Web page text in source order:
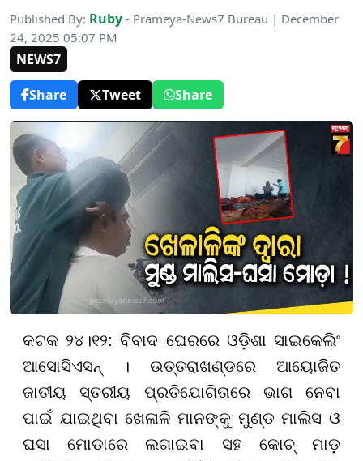
Published By: Ruby - Prameya-News7 Bureau | December
24, 2025 05:07 PM
NEWS7
Share
Tweet Share
କଟକ ୨୪।୧୨: ବିବାଦ ଘେରରେ ଓଡ଼ିଶା ସାଇକେଲିଂ
ଆସୋସିଏସନ୍ । ଉତ୍ତରାଖଣ୍ଡରେ ଆୟୋଜିତ
ଜାତୀୟ ସ୍ତରୀୟ ପ୍ରତିଯୋଗିତାରେ ଭାଗ ନେବା
ପାଇଁ ଯାଇଥିବା ଖେଳାଳି ମାନଙ୍କୁ ମୁଣ୍ଡ ମାଲିସ ଓ
ଘସା ମୋଡାରେ ଲଗାଇବା ସହ କୋଚ୍‌ ମାଡ଼